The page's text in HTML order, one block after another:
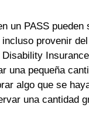
un PASS pueden
provenir
una pequeña
algo que se
una cantidad